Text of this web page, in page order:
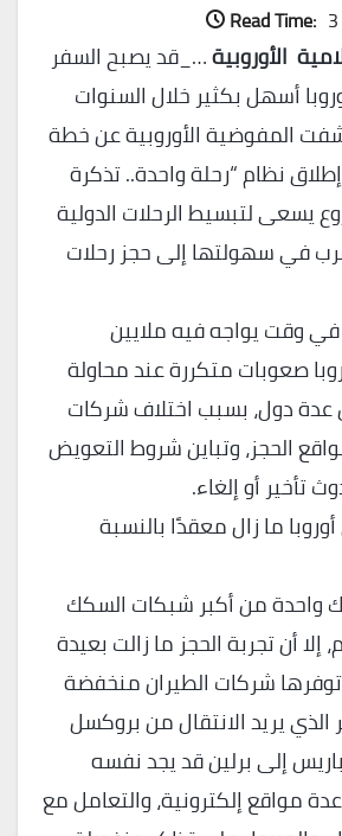
Read Time:
الأوروبية…_قد يصبح السفر
أسهل بكثير خلال السنوات
المفوضية الأوروبية عن خطة
نظام “رحلة واحدة.. تذكرة
يسعى لتبسيط الرحلات الدولية
في سهولتها إلى حجز رحلات
في وقت يواجه فيه ملايين
صعوبات متكررة عند محاولة
عدة دول، بسبب اختلاف شركات
الحجز، وتباين شروط التعويض
تأخير أو إلغاء.
ما زال معقدًا بالنسبة
واحدة من أكبر شبكات السكك
إلا أن تجربة الحجز ما زالت بعيدة
شركات الطيران منخفضة
الذي يريد الانتقال من بروكسل
إلى برلين قد يجد نفسه
مواقع إلكترونية، والتعامل مع